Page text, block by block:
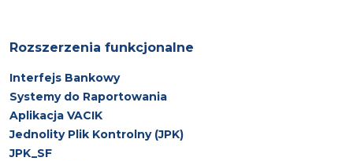
Rozszerzenia funkcjonalne
Interfejs Bankowy
Systemy do Raportowania
Aplikacja VACIK
Jednolity Plik Kontrolny (JPK)
JPK_SF